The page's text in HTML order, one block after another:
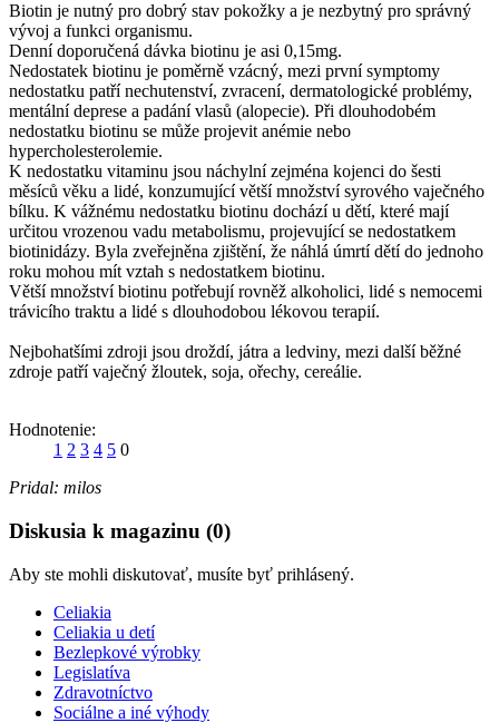
Biotin je nutný pro dobrý stav pokožky a je nezbytný pro správný
vývoj a funkci organismu.
Denní doporučená dávka biotinu je asi 0,15mg.
Nedostatek biotinu je poměrně vzácný, mezi první symptomy
nedostatku patří nechutenství, zvracení, dermatologické problémy,
mentální deprese a padání vlasů (alopecie). Při dlouhodobém
nedostatku biotinu se může projevit anémie nebo
hypercholesterolemie.
K nedostatku vitaminu jsou náchylní zejména kojenci do šesti
měsíců věku a lidé, konzumující větší množství syrového vaječného
bílku. K vážnému nedostatku biotinu dochází u dětí, které mají
určitou vrozenou vadu metabolismu, projevující se nedostatkem
biotinidázy. Byla zveřejněna zjištění, že náhlá úmrtí dětí do jednoho
roku mohou mít vztah s nedostatkem biotinu.
Větší množství biotinu potřebují rovněž alkoholici, lidé s nemocemi
trávicího traktu a lidé s dlouhodobou lékovou terapií.
Nejbohatšími zdroji jsou droždí, játra a ledviny, mezi další běžné
zdroje patří vaječný žloutek, soja, ořechy, cereálie.
Hodnotenie:
1 2 3 4 5 0
Pridal: milos
Diskusia k magazinu (0)
Aby ste mohli diskutovať, musíte byť prihlásený.
Celiakia
Celiakia u detí
Bezlepkové výrobky
Legislatíva
Zdravotníctvo
Sociálne a iné výhody